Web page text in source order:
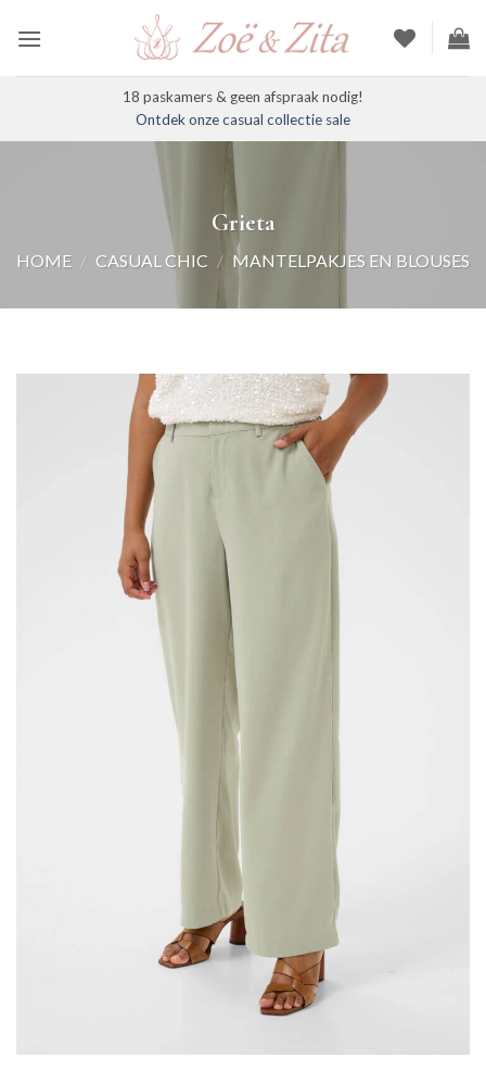
naar
18 paskamers & geen afspraak nodig!
Ontdek onze casual collectie sale
Grieta
HOME / CASUAL CHIC / MANTELPAKJES EN BLOUSES